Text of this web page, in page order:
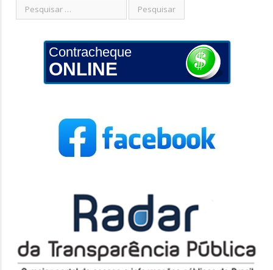
Contracheque
ONLINE